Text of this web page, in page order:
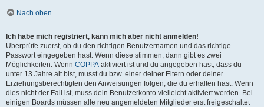
Nach oben
Ich habe mich registriert, kann mich aber nicht anmelden!
Überprüfe zuerst, ob du den richtigen Benutzernamen und das richtige
Passwort eingegeben hast. Wenn diese stimmen, dann gibt es zwei
Möglichkeiten. Wenn COPPA aktiviert ist und du angegeben hast, dass du
unter 13 Jahre alt bist, musst du bzw. einer deiner Eltern oder deiner
Erziehungsberechtigten den Anweisungen folgen, die du erhalten hast. Wenn
dies nicht der Fall ist, muss dein Benutzerkonto vielleicht aktiviert werden. Bei
einigen Boards müssen alle neu angemeldeten Mitglieder erst freigeschaltet